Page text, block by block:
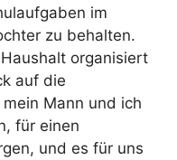
im
zu behalten.
organisiert
auf die
Mann und ich
für einen
und es für uns